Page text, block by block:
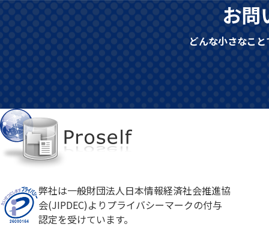
お問
どんな小さなこ
弊社は一般財団法人日本情報経済社会推進協
会(JIPDEC)よりプライバシーマークの付与
認定を受けています。